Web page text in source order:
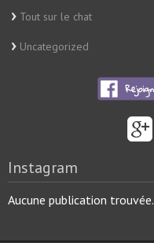
Tout sur le chat
Uncategorized
Instagram
Aucune publication trouvée.